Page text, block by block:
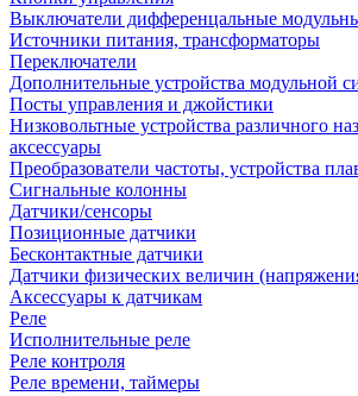
Выключатели дифференцальные
Источники питания, трансформаторы
Переключатели
Дополнительные устройства модульной
Посты управления и джойстики
Низковольтные устройства различного
аксессуары
Преобразователи частоты, устройства
Сигнальные колонны
Датчики/сенсоры
Позиционные датчики
Бесконтактные датчики
Датчики физических величин
Аксессуары к датчикам
Реле
Исполнительные реле
Реле контроля
Реле времени, таймеры